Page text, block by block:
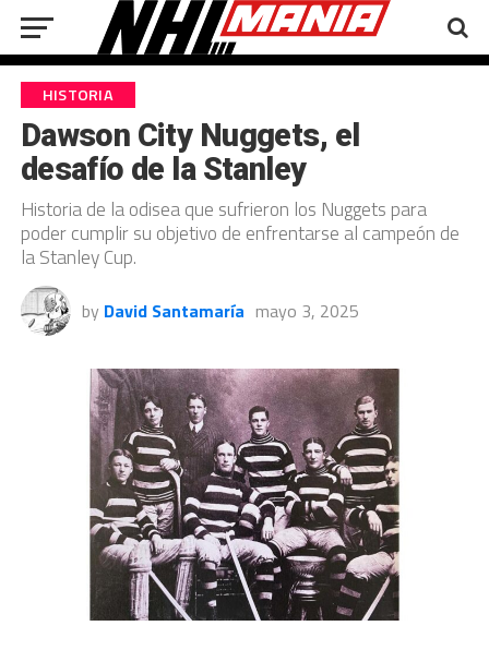
HISTORIA
Dawson City Nuggets, el
desafío de la Stanley
Historia de la odisea que sufrieron los Nuggets para
poder cumplir su objetivo de enfrentarse al campeón de
la Stanley Cup.
by David Santamaría mayo 3, 2025